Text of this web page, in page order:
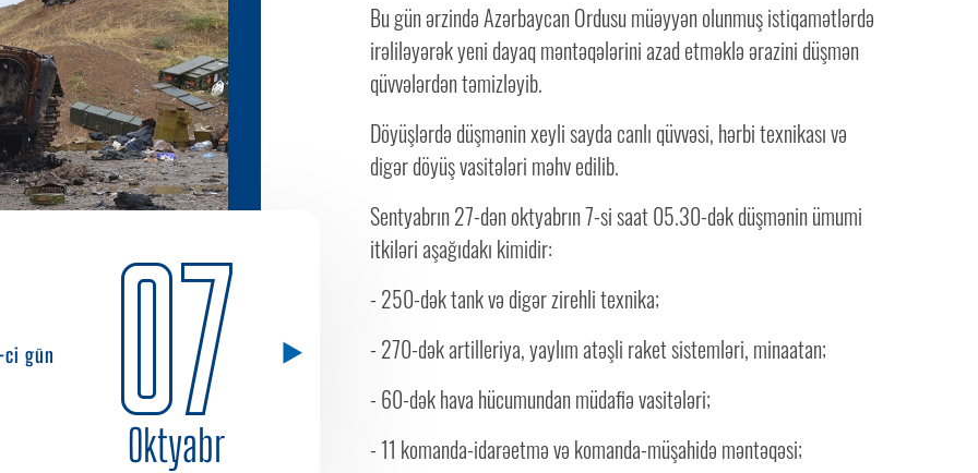
ci gün 07
Oktyabr
Bu gün ərzində Azərbaycan Ordusu müəyyən olunmuş istiqamətlərdə
irəliləyərək yeni dayaq məntəqələrini azad etməklə ərazini düşmən
qüvvələrdən təmizləyib.
Döyüşlərdə düşmənin xeyli sayda canlı qüvvəsi, hərbi texnikası və
digər döyüş vasitələri məhv edilib.
Sentyabrın 27-dən oktyabrın 7-si saat 05.30-dək düşmənin ümumi
itkiləri aşağıdakı kimidir:
- 250-dək tank və digər zirehli texnika;
- 270-dək artilleriya, yaylım atəşli raket sistemləri, minaatan;
- 60-dək hava hücumundan müdafiə vasitələri;
- 11 komanda-idarəetmə və komanda-müşahidə məntəqəsi;